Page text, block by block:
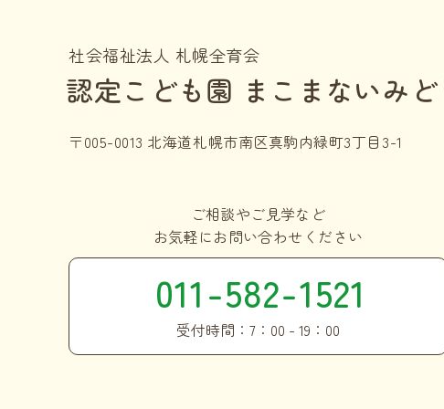
社会福祉法人 札幌全育会
認定こども園 まこまないみ
〒005-0013 北海道札幌市南区真駒内緑町3丁目3-1
ご相談やご見学など
お気軽にお問い合わせください
011-582-1521
受付時間：7：00 - 19：00